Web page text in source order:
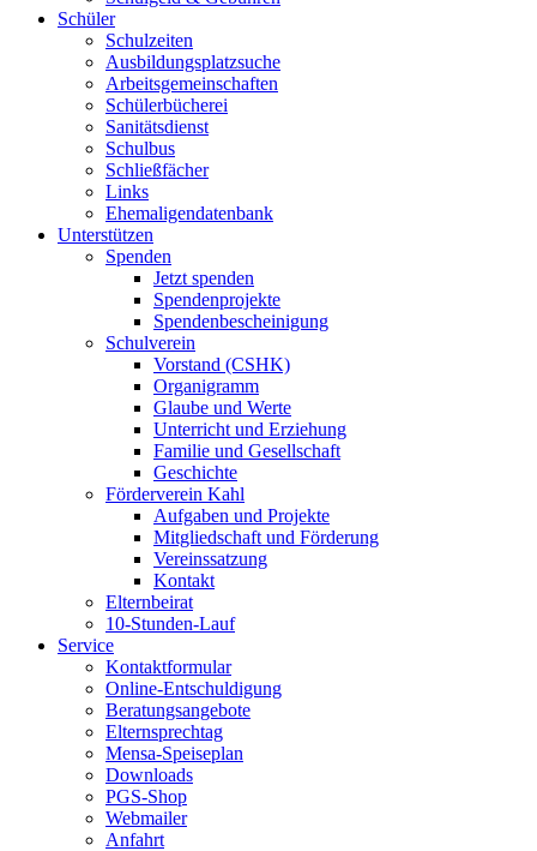
Schüler
Schulzeiten
Ausbildungsplatzsuche
Arbeitsgemeinschaften
Schülerbücherei
Sanitätsdienst
Schulbus
Schließfächer
Links
Ehemaligendatenbank
Unterstützen
Spenden
Jetzt spenden
Spendenprojekte
Spendenbescheinigung
Schulverein
Vorstand (CSHK)
Organigramm
Glaube und Werte
Unterricht und Erziehung
Familie und Gesellschaft
Geschichte
Förderverein Kahl
Aufgaben und Projekte
Mitgliedschaft und Förderung
Vereinssatzung
Kontakt
Elternbeirat
10-Stunden-Lauf
Service
Kontaktformular
Online-Entschuldigung
Beratungsangebote
Elternsprechtag
Mensa-Speiseplan
Downloads
PGS-Shop
Webmailer
Anfahrt